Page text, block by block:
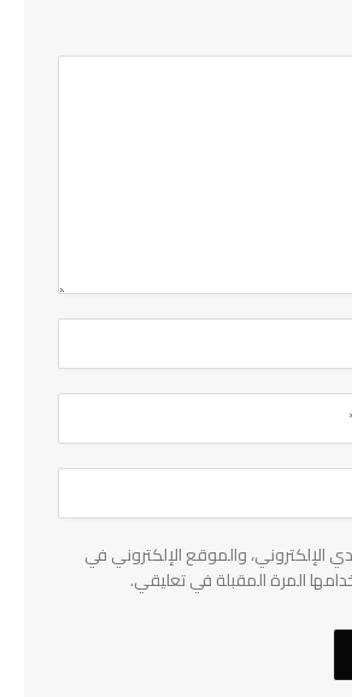
الإلكتروني، والموقع الإلكتروني في
المرة المقبلة في تعليقي.